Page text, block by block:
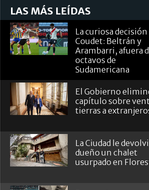
LAS MÁS LEÍDAS
La curiosa decisión
Coudet: Beltrán y
Arambarri, afuera
octavos de
Sudamericana
El Gobierno
capítulo sobre
tierras a
La Ciudad le
dueño un chalet
usurpado en